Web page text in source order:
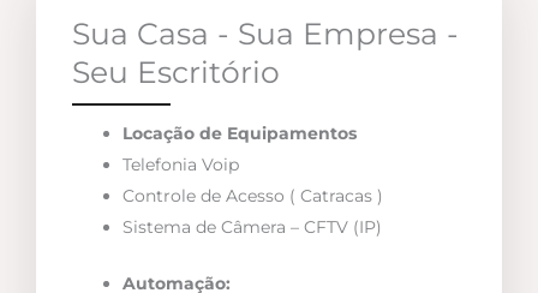
Sua Casa - Sua Empresa -
Seu Escritório
Locação de Equipamentos
Telefonia Voip
Controle de Acesso ( Catracas )
Sistema de Câmera – CFTV (IP)
Automação: